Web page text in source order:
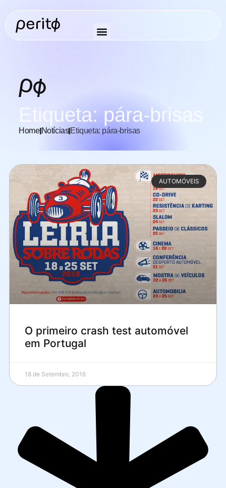
Etiqueta: pára-brisas
HomeNotícias Etiqueta: pára-brisas
AUTOMÓVEIS
O primeiro crash test automóvel
em Portugal
18 de Setembro, 2016